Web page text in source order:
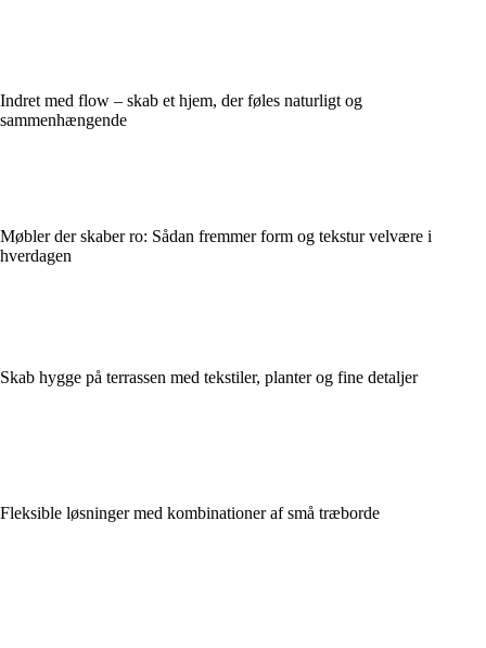
Indret med flow – skab et hjem, der føles naturligt og
sammenhængende
Møbler der skaber ro: Sådan fremmer form og tekstur velvære i
hverdagen
Skab hygge på terrassen med tekstiler, planter og fine detaljer
Fleksible løsninger med kombinationer af små træborde